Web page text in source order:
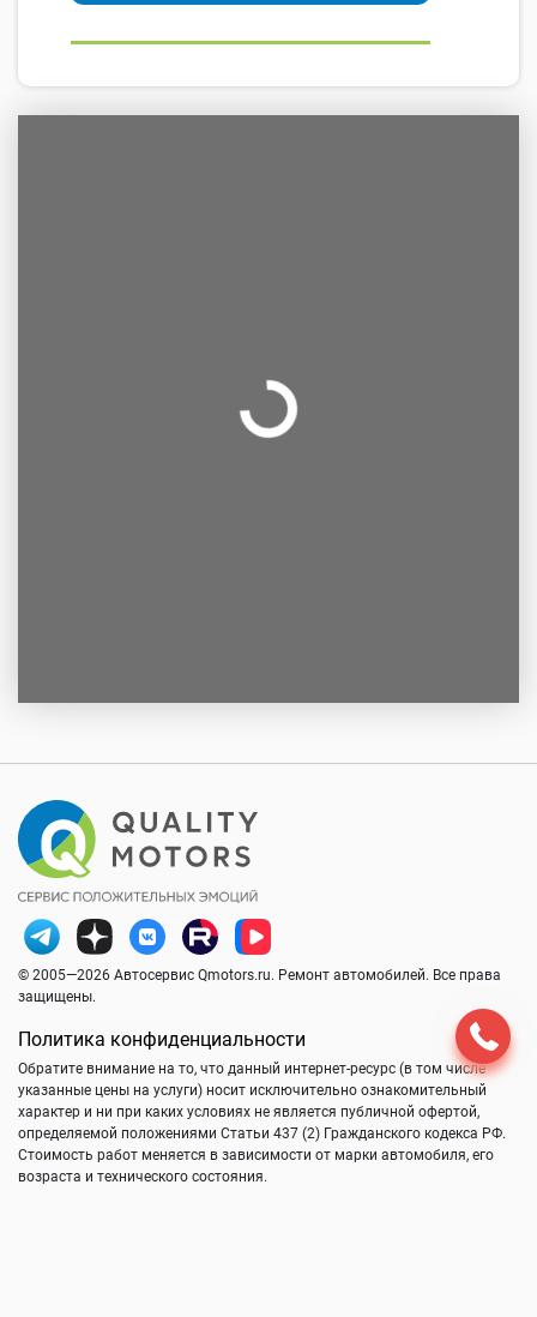
© 2005—2026 Автосервис Qmotors.ru. Ремонт автомобилей. Все права
защищены.
Политика конфиденциальности
Обратите внимание на то, что данный интернет-ресурс (в том числе
указанные цены на услуги) носит исключительно ознакомительный
характер и ни при каких условиях не является публичной офертой,
определяемой положениями Статьи 437 (2) Гражданского кодекса РФ.
Стоимость работ меняется в зависимости от марки автомобиля, его
возраста и технического состояния.